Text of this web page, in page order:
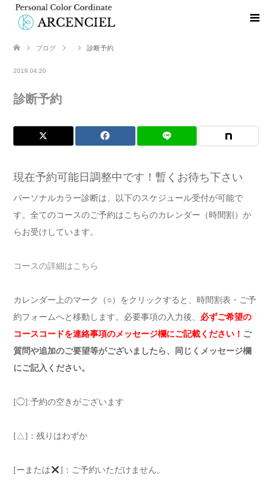
ブログ 診断予約
2019.04.20
診断予約
現在予約可能日調整中です！暫くお待ち下さい
パーソナルカラー診断は、以下のスケジュール受付が可能で
す。全てのコースのご予約はこちらのカレンダー（時間割）か
らお受けしています。
コースの詳細はこちら
カレンダー上のマーク（○）をクリックすると、時間割表・ご予
約フォームへと移動します。必要事項の入力後、 必ずご希望の
コースコードを連絡事項のメッセージ欄にご記載ください！ ご
質問や追加のご要望等がございましたら、同じくメッセージ欄
にご記入ください。
[◯]:予約の空きがございます
[△]：残りはわずか
[ーまたは ]：ご予約いただけません。